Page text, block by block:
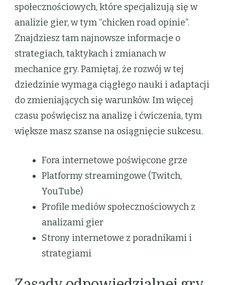
społecznościowych, które specjalizują się w
analizie gier, w tym “chicken road opinie”.
Znajdziesz tam najnowsze informacje o
strategiach, taktykach i zmianach w
mechanice gry. Pamiętaj, że rozwój w tej
dziedzinie wymaga ciągłego nauki i adaptacji
do zmieniających się warunków. Im więcej
czasu poświęcisz na analizę i ćwiczenia, tym
większe masz szanse na osiągnięcie sukcesu.
Fora internetowe poświęcone grze
Platformy streamingowe (Twitch,
YouTube)
Profile mediów społecznościowych z
analizami gier
Strony internetowe z poradnikami i
strategiami